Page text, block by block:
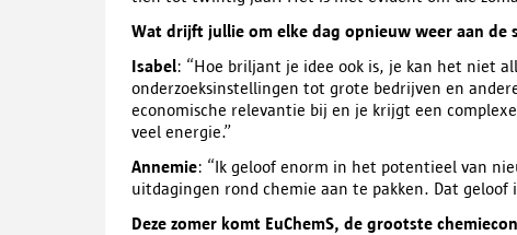
Wat drijft jullie om elke dag opnieuw weer aan de
Isabel: “Hoe briljant je idee ook is, je kan het niet
onderzoeksinstellingen tot grote bedrijven en
economische relevantie bij en je krijgt een
veel energie.”
Annemie: “Ik geloof enorm in het potentieel van
uitdagingen rond chemie aan te pakken. Dat geloof
Deze zomer komt EuChemS, de grootste